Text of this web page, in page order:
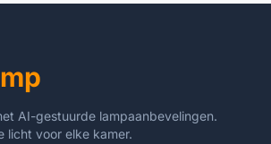
AI-gestuurde lampaanbevelingen.
licht voor elke kamer.